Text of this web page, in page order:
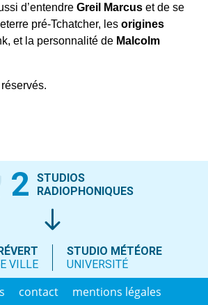
d’entendre Greil Marcus et de se
pré-Tchatcher, les origines
et la personnalité de Malcolm
2
STUDIOS
RADIOPHONIQUES
VILLE
STUDIO MÉTÉORE
UNIVERSITÉ
contact mentions légales